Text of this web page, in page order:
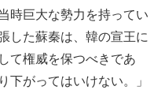
時巨大な勢力を持ってい
した蘇秦は、韓の宣王に
て権威を保つべきであ
下がってはいけない。」